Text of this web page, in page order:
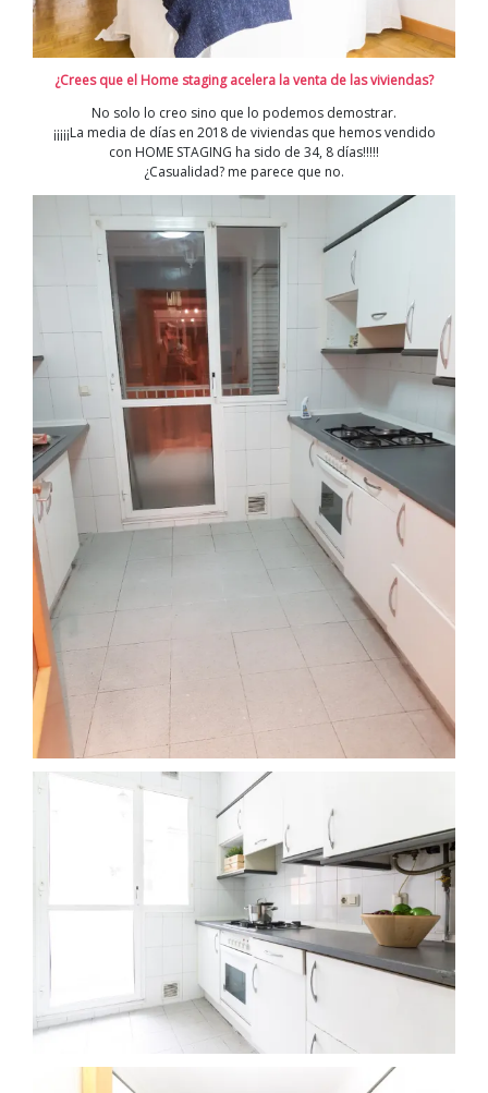
¿Crees que el Home staging acelera la venta de las viviendas?
No solo lo creo sino que lo podemos demostrar.
¡¡¡¡¡La media de días en 2018 de viviendas que hemos vendido
con HOME STAGING ha sido de 34, 8 días!!!!!
¿Casualidad? me parece que no.